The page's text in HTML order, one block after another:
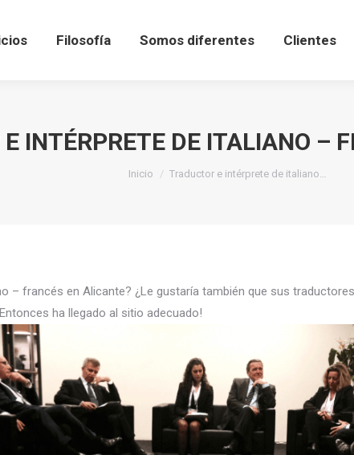
Filosofía Somos diferentes Clientes
INTÉRPRETE DE ITALIANO –
Estás aquí:
Inicio Traductor e intérprete de italiano…
– francés en Alicante? ¿Le gustaría también que sus
ha llegado al sitio adecuado!